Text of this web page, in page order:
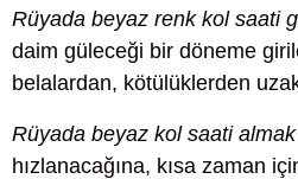
Rüyada beyaz renk kol saati
daim güleceği bir döneme
belalardan, kötülüklerden
Rüyada beyaz kol saati almak
hızlanacağına, kısa zaman